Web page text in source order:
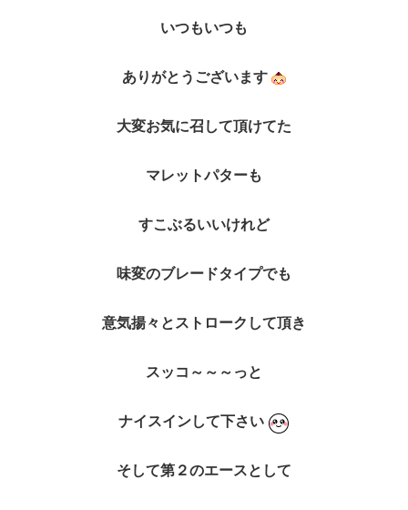
いつもいつも
ありがとうございます
大変お気に召して頂けてた
マレットパターも
すこぶるいいけれど
味変のブレードタイプでも
意気揚々とストロークして頂き
スッコ～～～っと
ナイスインして下さい
そして第２のエースとして